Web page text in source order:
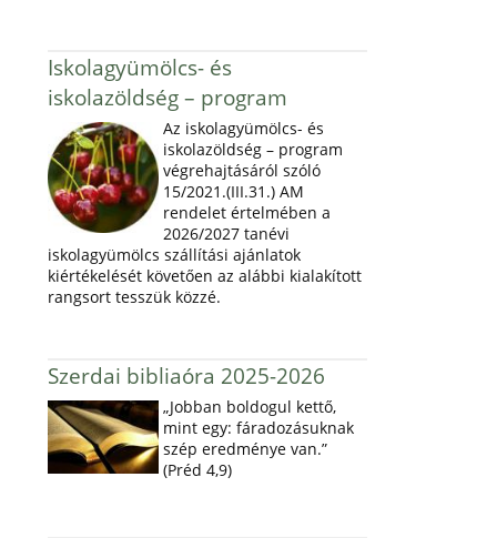
Iskolagyümölcs- és
iskolazöldség – program
Az iskolagyümölcs- és
iskolazöldség – program
végrehajtásáról szóló
15/2021.(III.31.) AM
rendelet értelmében a
2026/2027 tanévi
iskolagyümölcs szállítási ajánlatok
kiértékelését követően az alábbi kialakított
rangsort tesszük közzé.
Szerdai bibliaóra 2025-2026
„Jobban boldogul kettő,
mint egy: fáradozásuknak
szép eredménye van.”
(Préd 4,9)